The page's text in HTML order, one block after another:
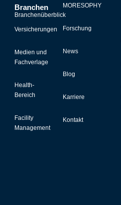
Branchen
Branchenüberblick
Versicherungen
Medien und
Fachverlage
Health-
Bereich
Facility
Management
MORESOPHY
Forschung
News
Blog
Karriere
Kontakt